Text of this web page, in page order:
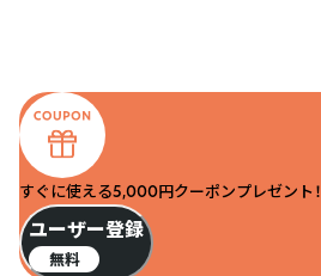
すぐに使える5,000円クーポンプレゼント！
ユーザー登録
無料